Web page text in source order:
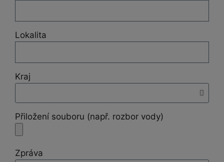
Lokalita
Kraj
Přiložení souboru (např. rozbor vody)
Zpráva